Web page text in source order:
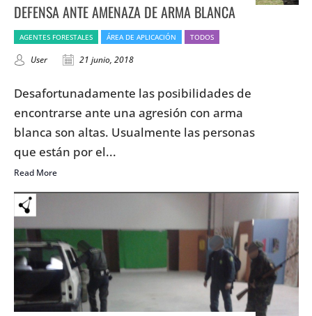
DEFENSA ANTE AMENAZA DE ARMA BLANCA
AGENTES FORESTALES ÁREA DE APLICACIÓN TODOS
User 21 junio, 2018
Desafortunadamente las posibilidades de
encontrarse ante una agresión con arma
blanca son altas. Usualmente las personas
que están por el...
Read More